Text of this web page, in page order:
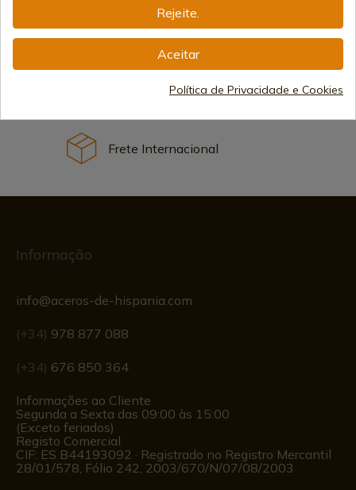
Vendendo online desde 1998
Métodos de Pagamento
Frete Internacional
Informação
info@aceros-de-hispania.com
(+34) 978 877 088
(+34) 676 850 364
Informações ao Cliente
Segunda a Sexta das 09:00 às 15:00
(Exceto feriados)
Registo Comercial
CIF: ES B44193092 · Registrado no Registro Mercantil
28/01/578, Fólio 242, 2003/670/N/07/08/2003
Rejeite.
Aceitar
Política de Privacidade e Cookies